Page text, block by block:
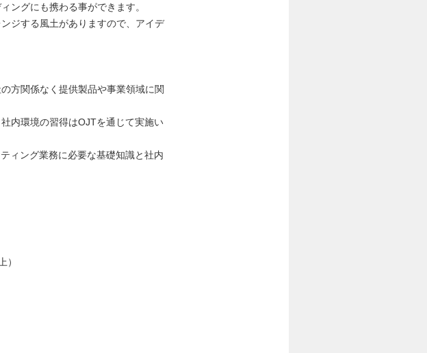
ングにも携わる事ができます。
ジする風土がありますので、アイデ
方関係なく提供製品や事業領域に関
内環境の習得はOJTを通じて実施い
ィング業務に必要な基礎知識と社内
）